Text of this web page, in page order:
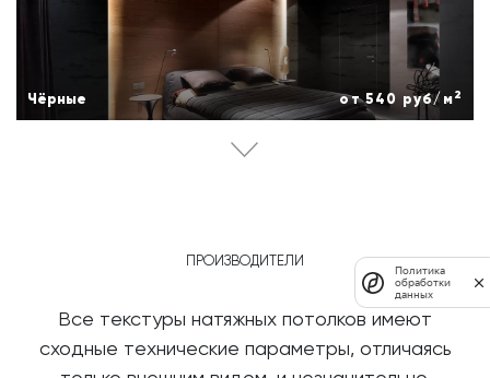
Чёрные от 540 руб/м2
ПРОИЗВОДИТЕЛИ
Все текстуры натяжных потолков имеют
сходные технические параметры, отличаясь
Политика
обработки
данных